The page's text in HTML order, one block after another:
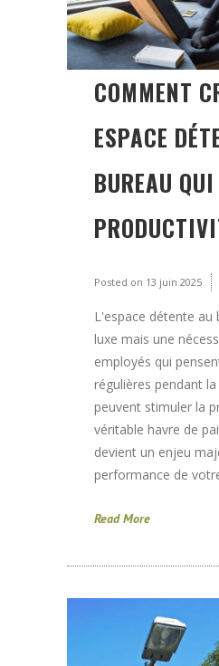
COMMENT
ESPACE
BUREAU
Posted on 13 juin 2025
L'espace détente au
luxe mais une
employés qui
régulières pendant
peuvent stimuler la
véritable havre de
devient un enjeu
performance de
Read More